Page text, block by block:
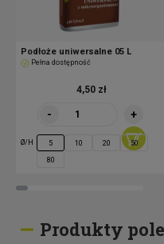
Podłoże uniwersalne 05 L
Pełna dostępność
4,50 zł
- +
Ø/H 5 10 20 50
80
Produkty